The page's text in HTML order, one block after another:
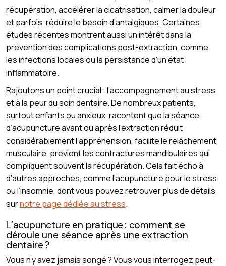
récupération, accélérer la cicatrisation, calmer la douleur
et parfois, réduire le besoin d’antalgiques. Certaines
études récentes montrent aussi un intérêt dans la
prévention des complications post-extraction, comme
les infections locales ou la persistance d’un état
inflammatoire.
Rajoutons un point crucial : l’accompagnement au stress
et à la peur du soin dentaire. De nombreux patients,
surtout enfants ou anxieux, racontent que la séance
d’acupuncture avant ou après l’extraction réduit
considérablement l’appréhension, facilite le relâchement
musculaire, prévient les contractures mandibulaires qui
compliquent souvent la récupération. Cela fait écho à
d’autres approches, comme l’acupuncture pour le stress
ou l’insomnie, dont vous pouvez retrouver plus de détails
surnotre page dédiée au stress.
L’acupuncture en pratique : comment se
déroule une séance après une extraction
dentaire ?
Vous n’y avez jamais songé ? Vous vous interrogez peut-